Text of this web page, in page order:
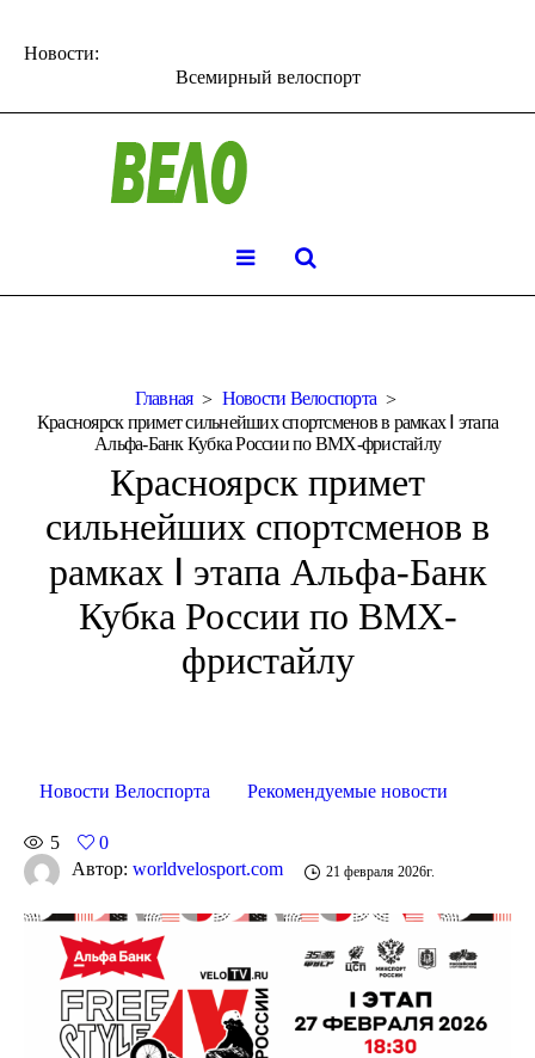
Новости:
Всемирный велоспорт
Главная
Новости Велоспорта
Красноярск примет сильнейших спортсменов в рамках Ⅰ этапа
Альфа-Банк Кубка России по BMX-фристайлу
Красноярск примет
сильнейших спортсменов в
рамках Ⅰ этапа Альфа-Банк
Кубка России по BMX-
фристайлу
Новости Велоспорта Рекомендуемые новости
5
0
Автор: worldvelosport.com 21 февраля 2026г.